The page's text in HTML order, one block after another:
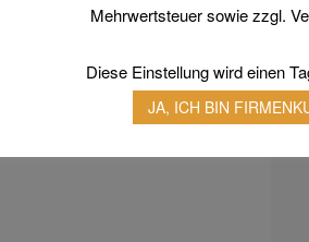
Mehrwertsteuer sowie zzgl.
Diese Einstellung wird einen
JA, ICH BIN